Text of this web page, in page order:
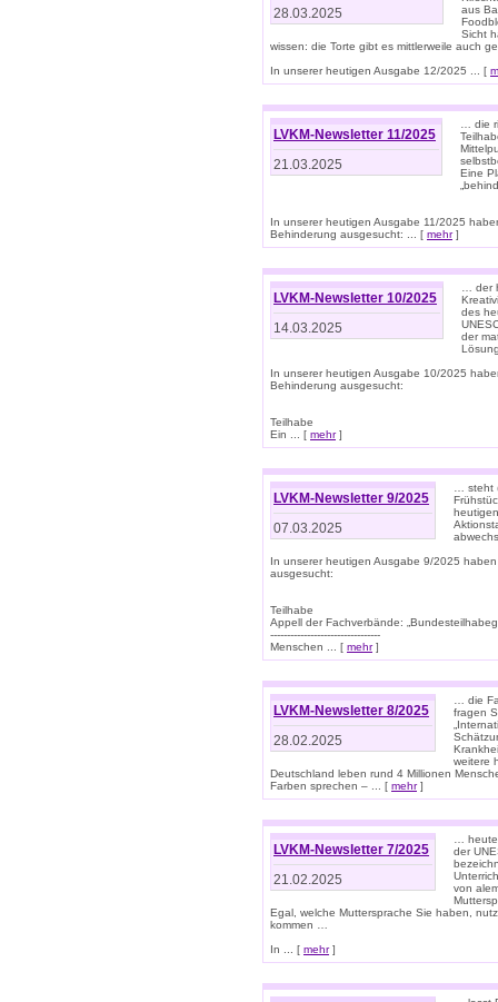
28.03.2025
aus
Sicht
wissen: die Torte gibt es mittlerweile auch
In unserer heutigen Ausgabe 12/2025 ... [
LVKM-Newsletter 11/2025
21.03.2025
… die
Eine
In unserer heutigen Ausgabe 11/2025
Behinderung ausgesucht: ... [ mehr]
LVKM-Newsletter 10/2025
14.03.2025
… der
des
der
In unserer heutigen Ausgabe 10/2025
Behinderung ausgesucht:
Teilhabe
Ein ... [ mehr]
LVKM-Newsletter 9/2025
07.03.2025
… steht
In unserer heutigen Ausgabe 9/2025
ausgesucht:
Teilhabe
Appell der Fachverbände:
---------------------------------
Menschen ... [ mehr]
LVKM-Newsletter 8/2025
28.02.2025
… die
fragen
weitere
Deutschland leben rund 4 Millionen
Farben sprechen – ... [ mehr]
LVKM-Newsletter 7/2025
21.02.2025
…
der
von
Egal, welche Muttersprache Sie haben,
kommen …
In ... [ mehr]